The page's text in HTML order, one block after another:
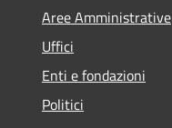
Aree Amministrative
Uffici
Enti e fondazioni
Politici